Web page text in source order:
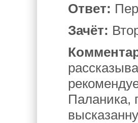
Ответ:
Зачёт:
Паланика,